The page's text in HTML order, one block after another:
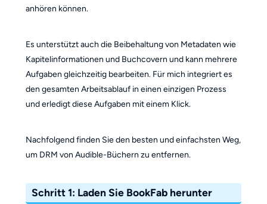
anhören können.
Es unterstützt auch die Beibehaltung von Metadaten wie
Kapitelinformationen und Buchcovern und kann mehrere
Aufgaben gleichzeitig bearbeiten. Für mich integriert es
den gesamten Arbeitsablauf in einen einzigen Prozess
und erledigt diese Aufgaben mit einem Klick.
Nachfolgend finden Sie den besten und einfachsten Weg,
um DRM von Audible-Büchern zu entfernen.
Schritt 1: Laden Sie BookFab herunter